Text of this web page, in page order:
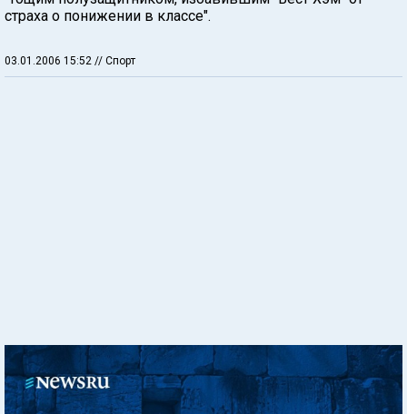
страха о понижении в классе".
03.01.2006 15:52 // Спорт